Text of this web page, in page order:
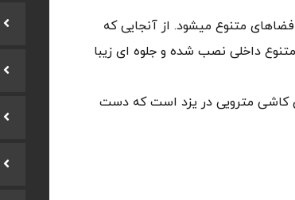
متنوع میشود. از آنجایی که
داخلی نصب شده و جلوه ای زیبا
کاشی مترویی در یزد است که دست